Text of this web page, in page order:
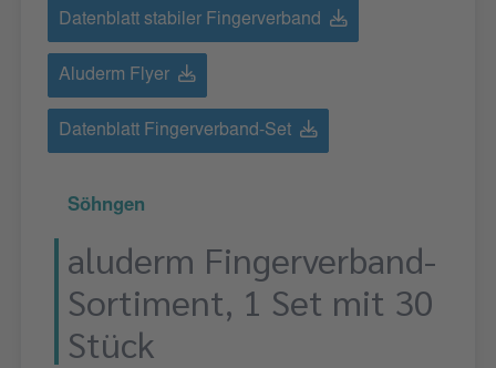
Datenblatt stabiler Fingerverband
Aluderm Flyer
Datenblatt Fingerverband-Set
Söhngen
aluderm Fingerverband-
Sortiment, 1 Set mit 30
Stück